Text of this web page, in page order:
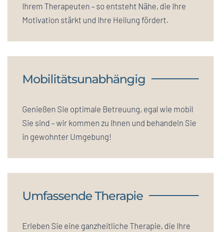
Ihrem Therapeuten – so entsteht Nähe, die Ihre
Motivation stärkt und Ihre Heilung fördert.
Mobilitätsunabhängig
Genießen Sie optimale Betreuung, egal wie mobil
Sie sind – wir kommen zu Ihnen und behandeln Sie
in gewohnter Umgebung!
Umfassende Therapie
Erleben Sie eine ganzheitliche Therapie, die Ihre